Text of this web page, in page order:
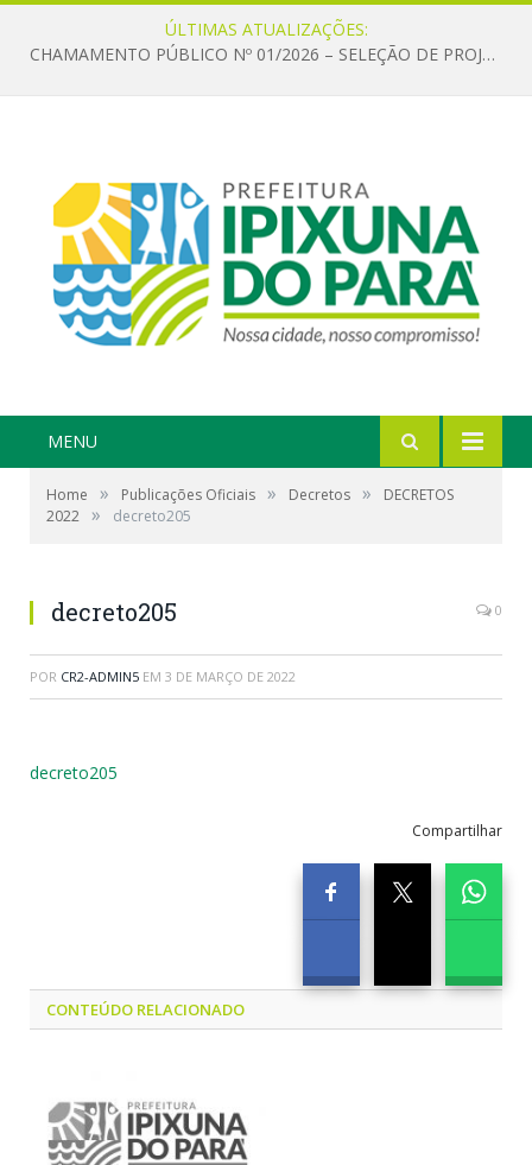
ÚLTIMAS ATUALIZAÇÕES:
CHAMAMENTO PÚBLICO Nº 01/2026 – SELEÇÃO DE PROJETOS PARA FIRMAR TERMO DE EXECUÇÃO CULTURAL COM RECURSOS DA POLÍTICA NACIONAL ALDIR BLANC DE FOMENTO À CULTURA – PNAB (LEI Nº 14.399/2022)
MENU
Home » Publicações Oficiais » Decretos »
DECRETOS
2022 » decreto205
decreto205 0
POR CR2-ADMIN5 EM 3 DE MARÇO DE 2022
decreto205
Compartilhar
CONTEÚDO RELACIONADO